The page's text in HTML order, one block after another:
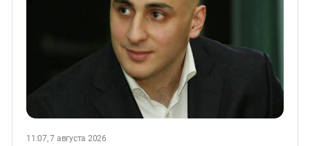
11:07, 7 августа 2026